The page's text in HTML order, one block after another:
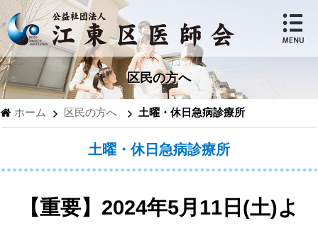
区民の方へ
ホーム 区民の方へ 土曜・休日急病診療所
土曜・休日急病診療所
【重要】2024年5月11日(土)よ